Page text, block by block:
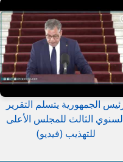
الجمهورية يتسلم التقرير
الثالث للمجلس الأعلى
للتهذيب (فيديو)